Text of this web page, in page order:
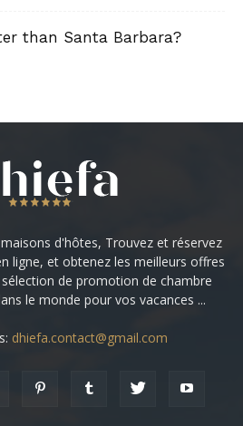
than Santa Barbara?
d'hôtes, Trouvez et réservez
ligne, et obtenez les meilleurs offres
de promotion de chambre
le monde pour vos vacances ...
dhiefa.contact@gmail.com